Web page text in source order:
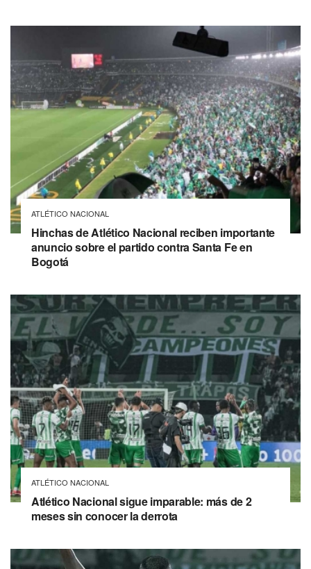
ATLÉTICO NACIONAL
Hinchas de Atlético Nacional reciben importante
anuncio sobre el partido contra Santa Fe en
Bogotá
ATLÉTICO NACIONAL
Atlético Nacional sigue imparable: más de 2
meses sin conocer la derrota